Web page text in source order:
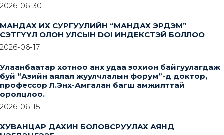
2026-06-30
МАНДАХ ИХ СУРГУУЛИЙН “МАНДАХ ЭРДЭМ”
СЭТГҮҮЛ ОЛОН УЛСЫН DOI ИНДЕКСТЭЙ БОЛЛОО
2026-06-17
Улаанбаатар хотноо анх удаа зохион байгуулагдаж
буй “Азийн аялал жуулчлалын форум”-д доктор,
профессор Л.Энх-Амгалан багш амжилттай
оролцлоо.
2026-06-15
ХУВАНЦАР ДАХИН БОЛОВСРУУЛАХ АЯНД